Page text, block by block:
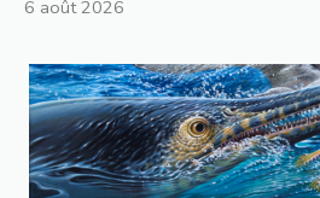
6 août 2026